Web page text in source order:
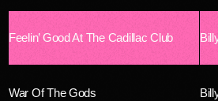
Feelin’ Good At The Cadillac Club
War Of The Gods